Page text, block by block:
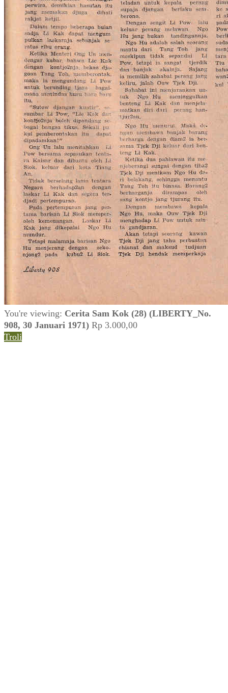
You're viewing: Cerita Sam Kok (28) (LIBERTY_No.
908, 30 Januari 1971) Rp 3.000,00
Troli